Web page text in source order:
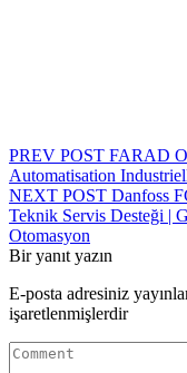
Yazı
gezinmesi
PREV POST FARAD
Automatisation
NEXT POST Danfoss
Teknik Servis Desteği |
Otomasyon
Bir yanıt yazın
E-posta adresiniz
işaretlenmişlerdir